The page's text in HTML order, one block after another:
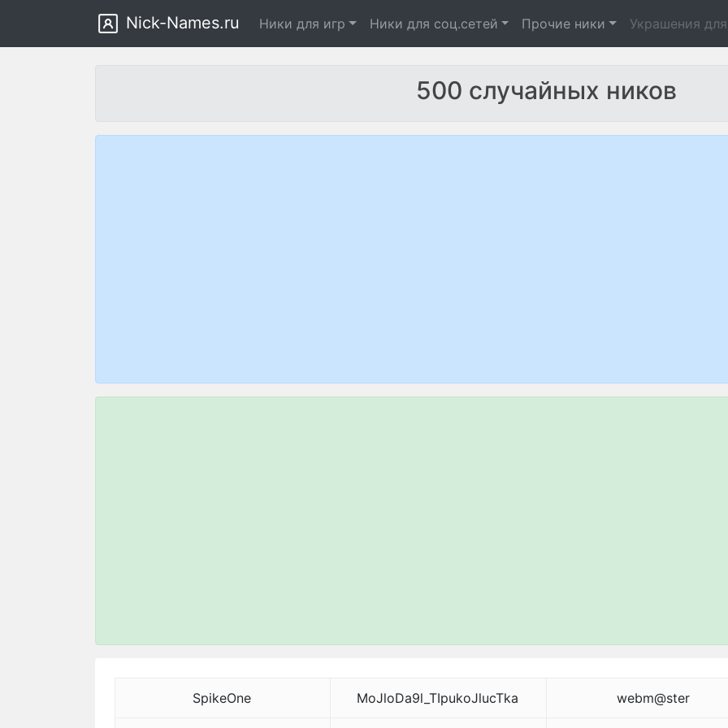
Nick-Names.ru Ники для игр Ники для соц.сетей Прочие ники Украшения
500 случайных ников
SpikeOne MoJloDa9l_TIpukoJlucTka webm@ster